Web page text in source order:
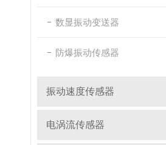
数显振动变送器
防爆振动传感器
振动速度传感器
电涡流传感器